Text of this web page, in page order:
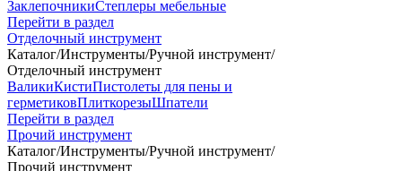
ЗаклепочникиСтеплеры мебельные
Перейти в раздел
Отделочный инструмент
Каталог/Инструменты/Ручной инструмент/
Отделочный инструмент
ВаликиКистиПистолеты для пены и
герметиковПлиткорезыШпатели
Перейти в раздел
Прочий инструмент
Каталог/Инструменты/Ручной инструмент/
Прочий инструмент